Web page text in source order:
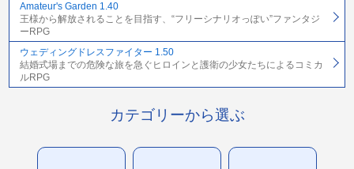
Amateur's Garden 1.40
王様から解放されることを目指す、“フリーシナリオっぽい”ファンタジ
ーRPG
ウェディングドレスファイター 1.50
結婚式場までの危険な旅を急ぐヒロインと護衛の少女たちによるコミカ
ルRPG
カテゴリーから選ぶ